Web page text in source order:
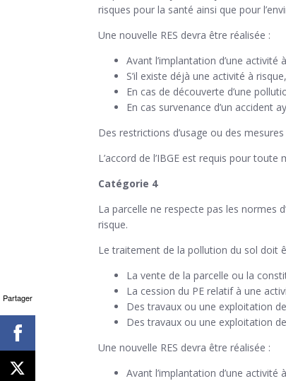
risques pour la santé ainsi que pour
Une nouvelle RES devra être réalisée :
Avant l’implantation d’une activité
S’il existe déjà une activité à
En cas de découverte d’une
En cas survenance d’un accident
Des restrictions d’usage ou des
L’accord de l’IBGE est requis pour
Catégorie 4
La parcelle ne respecte pas les normes
risque.
Le traitement de la pollution du sol doit
La vente de la parcelle ou la
La cession du PE relatif à une
Des travaux ou une exploitation
Des travaux ou une exploitation
Une nouvelle RES devra être réalisée :
Avant l’implantation d’une activité
search
Partager